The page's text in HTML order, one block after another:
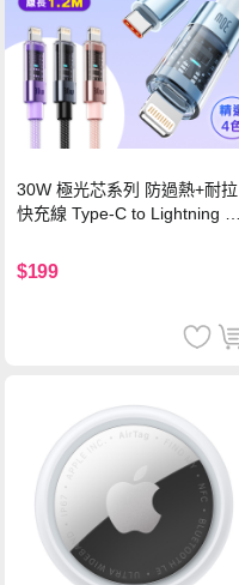
30W 極光芯系列 防過熱+耐拉
快充線 Type-C to Lightning 傳
$199